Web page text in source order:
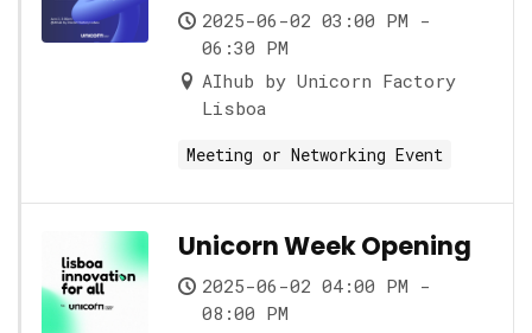
2025-06-02 03:00 PM -
06:30 PM
AIhub by Unicorn Factory
Lisboa
Meeting or Networking Event
Unicorn Week Opening
2025-06-02 04:00 PM -
08:00 PM